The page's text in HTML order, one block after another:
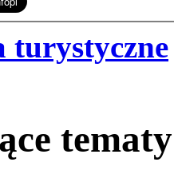
turystyczne
tematy